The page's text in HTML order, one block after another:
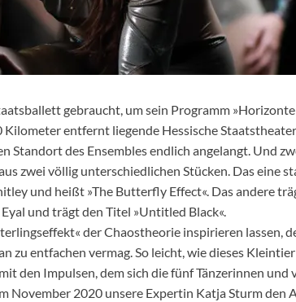
gebraucht, um sein Programm
entfernt liegende Hessische Staatstheater
Standort des Ensembles endlich angelangt. Und
zwei völlig unterschiedlichen Stücken. Das eine
und heißt »The Butterfly Effect«. Das andere
und trägt den Titel »Untitled Black«.
der Chaostheorie inspirieren lassen,
zu entfachen vermag. So leicht, wie dieses
den Impulsen, dem sich die fünf Tänzerinnen und
November 2020 unsere Expertin Katja Sturm den